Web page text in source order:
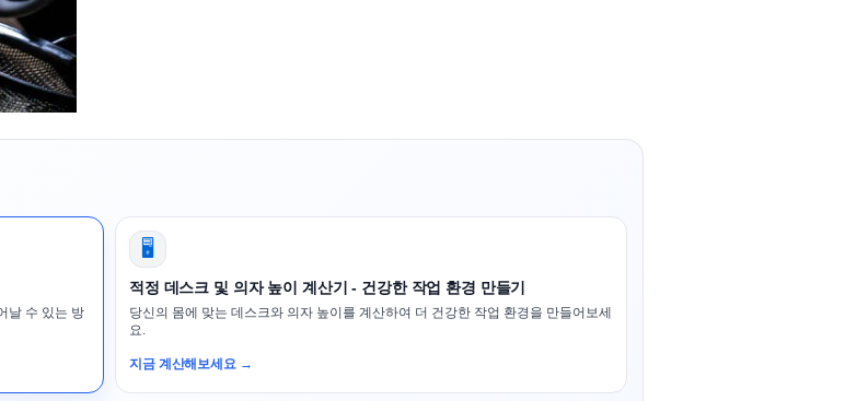
날 수 있는 방
🖥️
적정 데스크 및 의자 높이 계산기 - 건강한 작업 환경 만들기
당신의 몸에 맞는 데스크와 의자 높이를 계산하여 더 건강한 작업 환경을 만들어보세
요.
지금 계산해보세요 →